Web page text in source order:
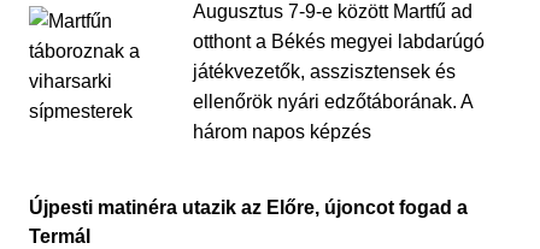
Augusztus 7-9-e között Martfű ad
otthont a Békés megyei labdarúgó
játékvezetők, asszisztensek és
ellenőrök nyári edzőtáborának. A
három napos képzés
Újpesti matinéra utazik az Előre, újoncot fogad a
Termál